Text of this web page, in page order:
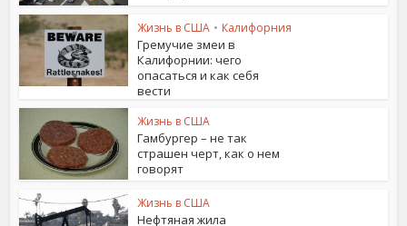
Жизнь в США • Калифорния
Гремучие змеи в
Калифорнии: чего
опасаться и как себя
вести
Жизнь в США
Гамбургер – не так
страшен черт, как о нем
говорят
Жизнь в США
Нефтяная жила